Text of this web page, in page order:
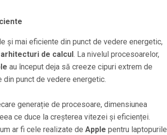
și mai eficiente din punct de vedere energetic,
de calcul. La nivelul procesoarelor,
au început deja să creeze cipuri extrem de
punct de vedere energetic.
generație de procesoare, dimensiunea
ce duce la creșterea vitezei și eficienței.
ar fi cele realizate de Apple pentru laptopurile